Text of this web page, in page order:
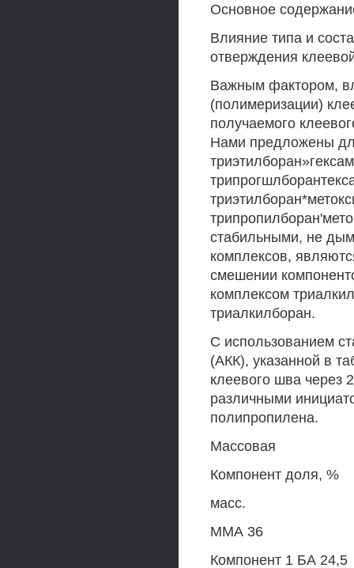
Основное
Влияние типа и
отверждения
Важным фактором,
(полимеризации)
получаемого
Нами предложены
стабильными, не
комплексов,
смешении
комплексом
триалкилборан.
С использованием
(АКК), указанной в
клеевого шва через
различными
полипропилена.
Массовая
Компонент доля, %
масс.
ММА 36
Компонент 1 БА 24,5